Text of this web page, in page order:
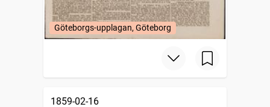
Göteborgs-upplagan, Göteborg
1859-02-16